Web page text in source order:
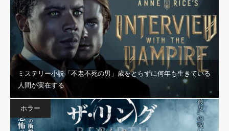
ミステリー小説「不老不死の男」歳をとらずに何年も生きている
人間が実在する
ホラー